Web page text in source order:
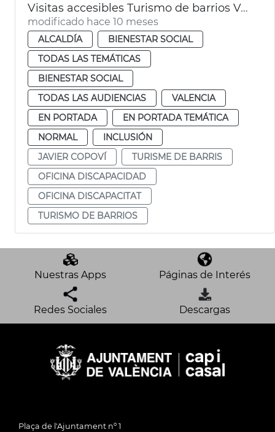
Visitas accesibles Turismo de barrios València
modificado hace 10 meses
ALCALDÍA
BIENESTAR SOCIAL
TODAS LAS TEMÁTICAS
BIENESTAR SOCIAL
TODAS LAS AUDIENCIAS
VALENCIA
EN PORTADA
EN PORTADA TEMÁTICA
NORMAL
INCLUSIÓN
JAVIER COPOVÍ
TURISME DE BARRIS
OFICINA DISCAPACIDAD
OFICINA DISCAPACITAT
TURISMO DE BARRIOS
Nuestras Apps Páginas de Interés
Redes Sociales Descargas
Plaça de l'Ajuntament nº 1